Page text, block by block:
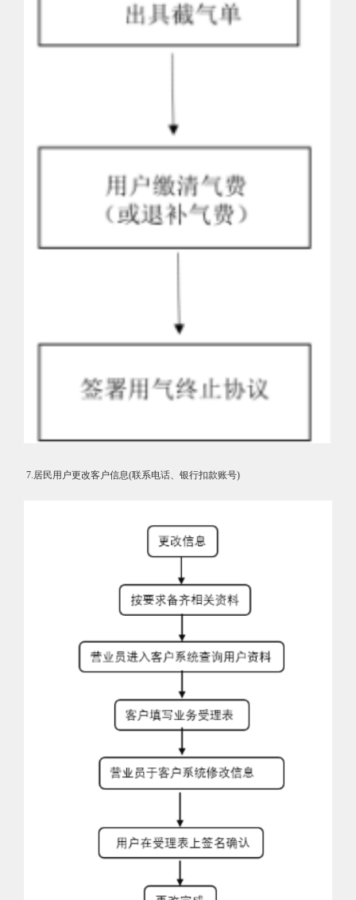
7.居民用户更改客户信息(联系电话、银行扣款账号)